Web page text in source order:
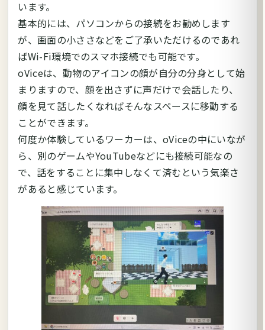
います。
基本的には、パソコンからの接続をお勧めします
が、画面の小ささなどをご了承いただけるのであれ
ばWi-Fi環境でのスマホ接続でも可能です。
oViceは、動物のアイコンの顔が自分の分身として始
まりますので、顔を出さずに声だけで会話したり、
顔を見て話したくなればそんなスペースに移動する
ことができます。
何度か体験しているワーカーは、oViceの中にいなが
ら、別のゲームやYouTubeなどにも接続可能なの
で、話をすることに集中しなくて済むという気楽さ
があると感じています。